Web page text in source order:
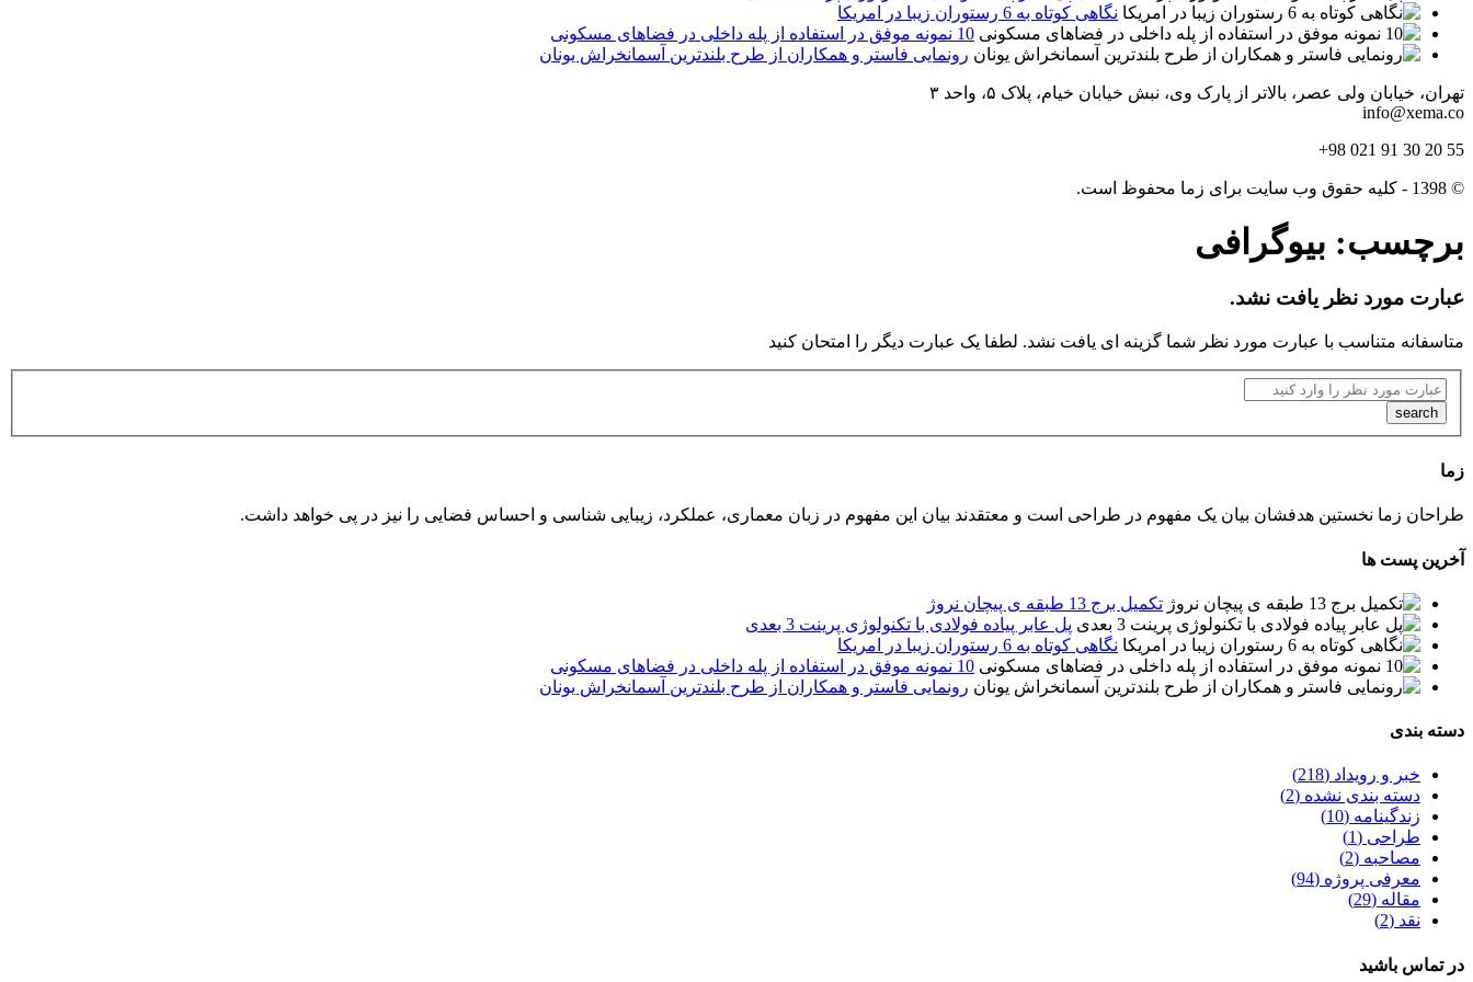
نگاهی کوتاه به 6 رستوران زیبا در امریکا
10 نمونه موفق در استفاده از پله داخلی در فضاهای مسکونی
رونمایی فاستر و همکاران از طرح بلندترین آسمانخراش یونان
تهران، خیابان ولی عصر، بالاتر از پارک وی، نبش خیابان خیام، پلاک ۵، واحد ۳
info@xema.co
55 20 30 91 021 98+
© 1398 - کلیه حقوق وب سایت برای زما محفوظ است.
برچسب: بیوگرافی
عبارت مورد نظر یافت نشد.
متاسفانه متناسب با عبارت مورد نظر شما گزینه ای یافت نشد. لطفا یک عبارت دیگر را امتحان کنید
زما
طراحان زما نخستین هدفشان بیان یک مفهوم در طراحی است و معتقدند بیان این مفهوم در زبان معماری، عملکرد، زیبایی شناسی و احساس فضایی را نیز در پی خواهد داشت.
آخرین پست ها
تکمیل برج 13 طبقه ی پیچان نروژ
پل عابر پیاده فولادی با تکنولوژی پرینت 3 بعدی
نگاهی کوتاه به 6 رستوران زیبا در امریکا
10 نمونه موفق در استفاده از پله داخلی در فضاهای مسکونی
رونمایی فاستر و همکاران از طرح بلندترین آسمانخراش یونان
دسته بندی
خبر و رویداد (218)
دسته بندی نشده (2)
زندگینامه (10)
طراحی (1)
مصاحبه (2)
معرفی پروژه (94)
مقاله (29)
نقد (2)
در تماس باشید